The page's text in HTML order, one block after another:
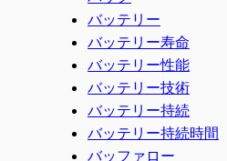
バッテリー
バッテリー寿命
バッテリー性能
バッテリー技術
バッテリー持続
バッテリー持続時間
バッファロー